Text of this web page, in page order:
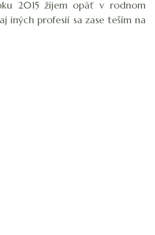
2015 žijem opäť v rodnom
iných profesií sa zase teším na